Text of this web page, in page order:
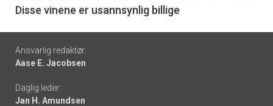
6
Disse vinene er usannsynlig billige
Footer
-
links
Ansvarlig redaktør:
Aase E. Jacobsen
Daglig leder:
Jan H. Amundsen